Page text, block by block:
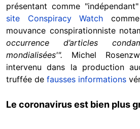
présentant comme
site Conspiracy Watch
mouvance conspirationniste
occurrence d’articles
mondialisées'". Michel
intervenu dans la production
truffée de fausses informations
Le coronavirus est bien plus